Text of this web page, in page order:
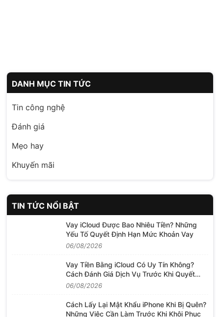
DANH MỤC TIN TỨC
Tin công nghệ
Đánh giá
Mẹo hay
Khuyến mãi
TIN TỨC NỔI BẬT
Vay iCloud Được Bao Nhiêu Tiền? Những
Yếu Tố Quyết Định Hạn Mức Khoản Vay
06/08/2026
Vay Tiền Bằng iCloud Có Uy Tín Không?
Cách Đánh Giá Dịch Vụ Trước Khi Quyết
Định
06/08/2026
Cách Lấy Lại Mật Khẩu iPhone Khi Bị Quên?
Những Việc Cần Làm Trước Khi Khôi Phục